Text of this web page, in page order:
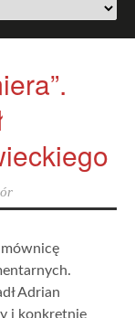
Adrian
i konkretnie